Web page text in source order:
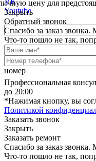
Youtube
цену для
Закрыть
Обратный звонок
Спасибо за заказ
Что-то пошло не так,
номер
Профессиональная
до 20:00
*Нажимая кнопку, вы
Политикой
Заказать звонок
Закрыть
Заказать ремонт
Спасибо за заказ
Что-то пошло не так,